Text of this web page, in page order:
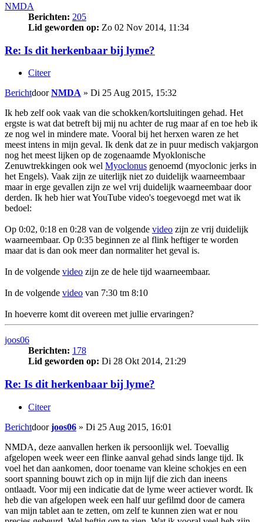
NMDA
Berichten: 205
Lid geworden op: Zo 02 Nov 2014, 11:34
Re: Is dit herkenbaar bij lyme?
Citeer
BerichtdoorNMDA » Di 25 Aug 2015, 15:32
Ik heb zelf ook vaak van die schokken/kortsluitingen gehad. Het
ergste is wat dat betreft bij mij nu achter de rug maar af en toe heb ik
ze nog wel in mindere mate. Vooral bij het herxen waren ze het
meest intens in mijn geval. Ik denk dat ze in puur medisch vakjargon
nog het meest lijken op de zogenaamde Myoklonische
Zenuwtrekkingen ook wel Myoclonus genoemd (myoclonic jerks in
het Engels). Vaak zijn ze uiterlijk niet zo duidelijk waarneembaar
maar in erge gevallen zijn ze wel vrij duidelijk waarneembaar door
derden. Ik heb hier wat YouTube video's toegevoegd met wat ik
bedoel:
Op 0:02, 0:18 en 0:28 van de volgende video zijn ze vrij duidelijk
waarneembaar. Op 0:35 beginnen ze al flink heftiger te worden
maar dat is dan ook meer dan normaliter het geval is.
In de volgende video zijn ze de hele tijd waarneembaar.
In de volgende video van 7:30 tm 8:10
In hoeverre komt dit overeen met jullie ervaringen?
joos06
Berichten: 178
Lid geworden op: Di 28 Okt 2014, 21:29
Re: Is dit herkenbaar bij lyme?
Citeer
Berichtdoorjoos06 » Di 25 Aug 2015, 16:01
NMDA, deze aanvallen herken ik persoonlijk wel. Toevallig
afgelopen week weer een flinke aanval gehad sinds lange tijd. Ik
voel het dan aankomen, door toename van kleine schokjes en een
soort spanning bouwt zich op in mijn lijf die zich dan ineens
ontlaadt. Voor mij een indicatie dat de lyme weer actiever wordt. Ik
heb die van afgelopen week een half uur gefilmd door de camera
van mijn tablet aan te zetten, om zelf te kunnen zien wat er nou